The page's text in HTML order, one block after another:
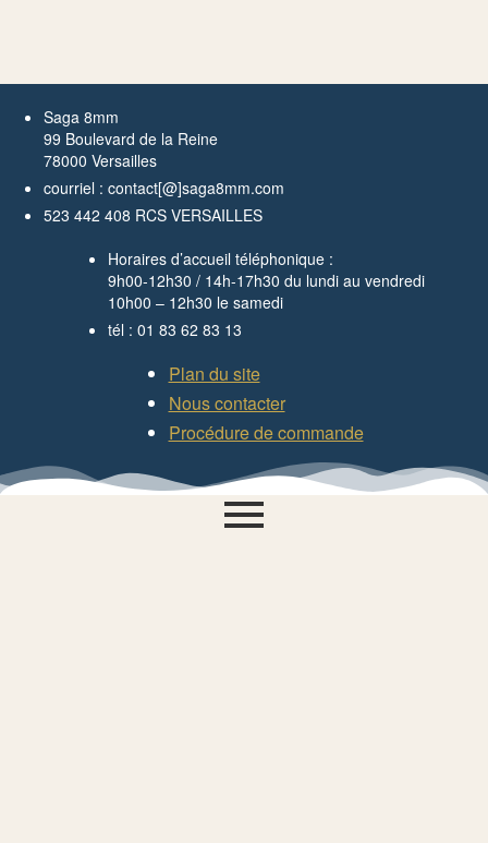
Saga 8mm
99 Boulevard de la Reine
78000 Versailles
courriel : contact[@]saga8mm.com
523 442 408 RCS VERSAILLES
Horaires d’accueil téléphonique :
9h00-12h30 / 14h-17h30 du lundi au vendredi
10h00 – 12h30 le samedi
tél : 01 83 62 83 13
Plan du site
Nous contacter
Procédure de commande